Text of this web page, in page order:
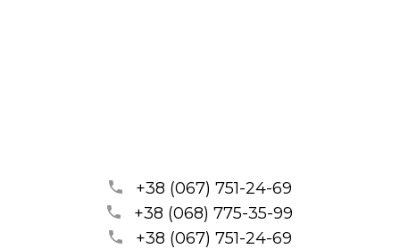
+38 (067) 751-24-69
+38 (068) 775-35-99
+38 (067) 751-24-69